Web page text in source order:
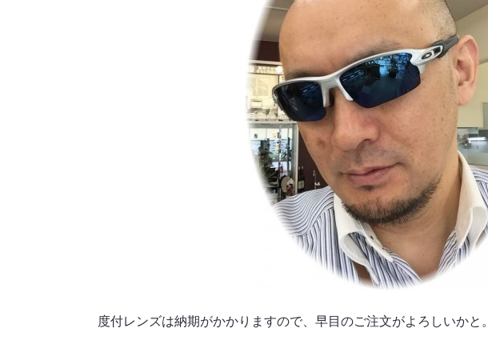
度付レンズは納期がかかりますので、早目のご注文がよろしいかと。